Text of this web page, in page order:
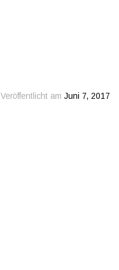
Veröffentlicht amJuni 7, 2017